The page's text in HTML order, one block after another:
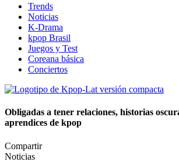
Trends
Noticias
K-Drama
kpop Brasil
Juegos y Test
Coreana básica
Conciertos
Obligadas a tener relaciones, historias
aprendices de kpop
Compartir
Noticias